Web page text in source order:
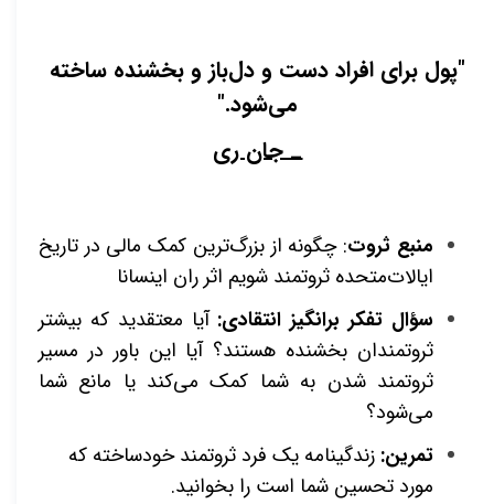
"پول برای افراد دست و دل‌باز و بخشنده ساخته
می‌شود."
_ جان ری
منبع ثروت: چگونه از بزرگ‌ترین کمک مالی در تاریخ
ایالات‌متحده ثروتمند شویم اثر ران اینسانا
سؤال تفکر برانگیز انتقادی:آیا معتقدید که بیشتر
ثروتمندان بخشنده هستند؟ آیا این باور در مسیر
ثروتمند شدن به شما کمک می‌کند یا مانع شما
می‌شود؟
تمرین: زندگینامه یک فرد ثروتمند خودساخته که
مورد تحسین شما است را بخوانید.